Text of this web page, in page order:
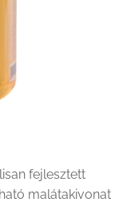
fejlesztett
malátakivonat